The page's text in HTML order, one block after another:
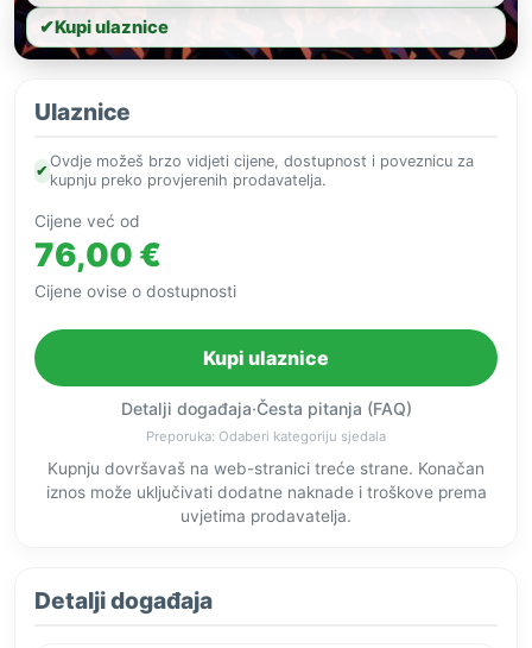
✔Kupi ulaznice
Ulaznice
✔
Ovdje možeš brzo vidjeti cijene, dostupnost i poveznicu za
kupnju preko provjerenih prodavatelja.
Cijene već od
76,00 €
Cijene ovise o dostupnosti
Kupi ulaznice
Detalji događaja·Česta pitanja (FAQ)
Preporuka: Odaberi kategoriju sjedala
Kupnju dovršavaš na web-stranici treće strane. Konačan
iznos može uključivati dodatne naknade i troškove prema
uvjetima prodavatelja.
Detalji događaja